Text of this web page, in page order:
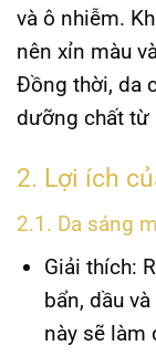
và ô nhiễm.
nên xỉn màu
Đồng thời, da
dưỡng chất từ
2. Lợi ích
2.1. Da sáng
Giải thích:
bẩn, dầu
này sẽ làm